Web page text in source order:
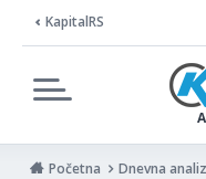
KapitalRS
Početna Dnevna